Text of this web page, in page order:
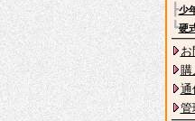
┣少
┗硬
お
購
通
管